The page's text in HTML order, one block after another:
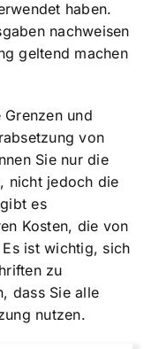
haben.
nachweisen
geltend machen
und
von
Sie nur die
nicht jedoch die
es
Kosten, die von
ist wichtig, sich
zu
dass Sie alle
nutzen.